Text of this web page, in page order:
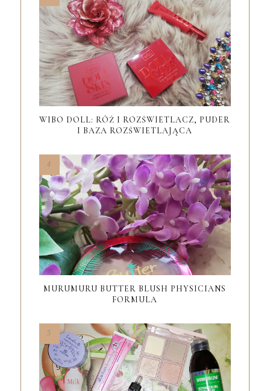
WIBO DOLL: RÓŻ I ROZŚWIETLACZ, PUDER
I BAZA ROZŚWIETLAJĄCA
MURUMURU BUTTER BLUSH PHYSICIANS
FORMULA